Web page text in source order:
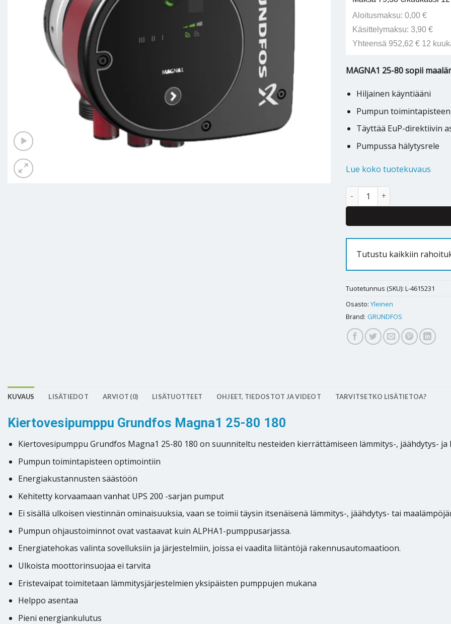
Aloitusmaksu: 0,00 €
Käsittelymaksu: 3,90 €
Yhteensä 952,62 € 12
MAGNA1 25-80 sopii
Hiljainen käyntiääni
Pumpun
Täyttää EuP-direktiivin
Pumpussa hälytysrele
Lue koko tuotekuvaus
Kiertovesipumppu Grundfos
Alternative:
Tutustu kaikkiin
Tuotetunnus (SKU): L-4615231
Osasto: Yleinen
Brand: GRUNDFOS
KUVAUS LISÄTIEDOT ARVIOT (0) LISÄTUOTTEET OHJEET, TIEDOSTOT JA VIDEOT TARVITSETKO LISÄTIETOA?
Kiertovesipumppu Grundfos Magna1 25-80 180
Kiertovesipumppu Grundfos Magna1 25-80 180 on suunniteltu nesteiden kierrättämiseen lämmitys-, jäähdytys-
Pumpun toimintapisteen optimointiin
Energiakustannusten säästöön
Kehitetty korvaamaan vanhat UPS 200 -sarjan pumput
Ei sisällä ulkoisen viestinnän ominaisuuksia, vaan se toimii täysin itsenäisenä lämmitys-, jäähdytys- tai
Pumpun ohjaustoiminnot ovat vastaavat kuin ALPHA1-pumppusarjassa.
Energiatehokas valinta sovelluksiin ja järjestelmiin, joissa ei vaadita liitäntöjä rakennusautomaatioon.
Ulkoista moottorinsuojaa ei tarvita
Eristevaipat toimitetaan lämmitysjärjestelmien yksipäisten pumppujen mukana
Helppo asentaa
Pieni energiankulutus